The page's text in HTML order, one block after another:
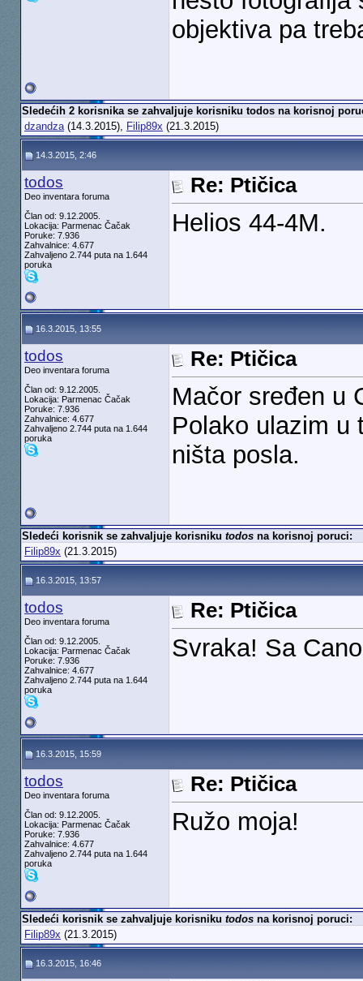
objektiva pa
Sledećih 2 korisnika se zahvaljuje korisniku todos na korisnoj
dzandza(14.3.2015), Filip89x (21.3.2015)
14.3.2015, 2:46
todos
Deo inventara foruma
Član od: 9.12.2005.
Lokacija: Parmenac Čačak
Poruke: 7.936
Zahvalnice: 4.677
Zahvaljeno 2.744 puta na 1.644
poruka
Re: Ptičica
Helios 44-4M.
16.3.2015, 13:55
todos
Deo inventara foruma
Član od: 9.12.2005.
Lokacija: Parmenac Čačak
Poruke: 7.936
Zahvalnice: 4.677
Zahvaljeno 2.744 puta na 1.644
poruka
Re: Ptičica
Mačor sređen u
Polako ulazim u
ništa posla.
Sledeći korisnik se zahvaljuje korisniku todosna korisnoj poruci:
Filip89x (21.3.2015)
16.3.2015, 13:57
todos
Deo inventara foruma
Član od: 9.12.2005.
Lokacija: Parmenac Čačak
Poruke: 7.936
Zahvalnice: 4.677
Zahvaljeno 2.744 puta na 1.644
poruka
Re: Ptičica
Svraka! Sa
16.3.2015, 15:59
todos
Deo inventara foruma
Član od: 9.12.2005.
Lokacija: Parmenac Čačak
Poruke: 7.936
Zahvalnice: 4.677
Zahvaljeno 2.744 puta na 1.644
poruka
Re: Ptičica
Ružo moja!
Sledeći korisnik se zahvaljuje korisniku todosna korisnoj poruci:
Filip89x (21.3.2015)
16.3.2015, 16:46